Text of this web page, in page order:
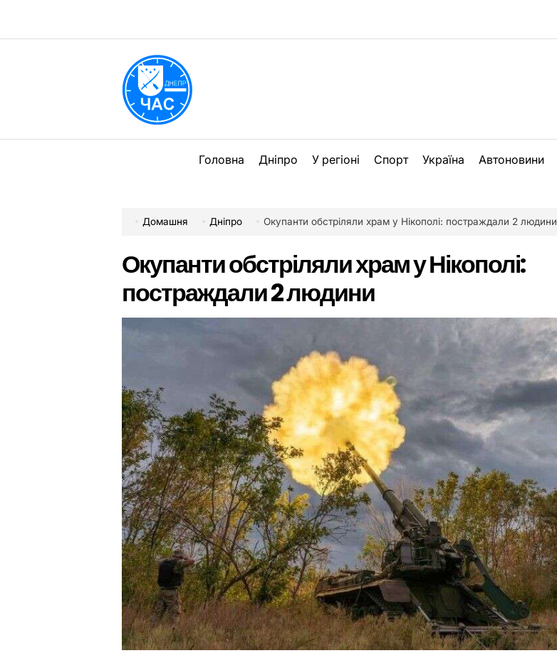
вмісту
Головна Дніпро У регіоні Спорт Україна Автоновини
Домашня Дніпро Окупанти обстріляли храм у Нікополі: постраждали 2 людини
Окупанти обстріляли храм у Нікополі:
постраждали 2 людини